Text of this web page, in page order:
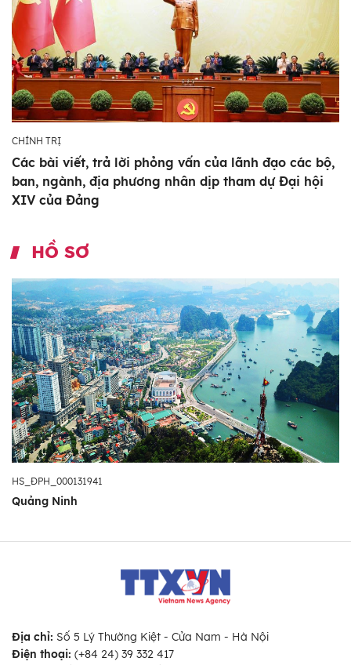
CHÍNH TRỊ
Các bài viết, trả lời phỏng vấn của lãnh đạo các bộ,
ban, ngành, địa phương nhân dịp tham dự Đại hội
XIV của Đảng
HỒ SƠ
HS_ĐPH_000131941
Quảng Ninh
Địa chỉ: Số 5 Lý Thường Kiệt - Cửa Nam - Hà Nội
Điện thoại: (+84 24) 39 332 417